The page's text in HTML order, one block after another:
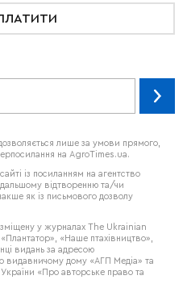
лише за умови прямого,
на AgroTimes.ua.
із посиланням на агентство
відтворенню та/чи
як із письмового дозволу
у журналах The Ukrainian
«Наше птахівництво»,
видань за адресою
видавничому дому «АГП Медіа» та
України «Про авторське право та